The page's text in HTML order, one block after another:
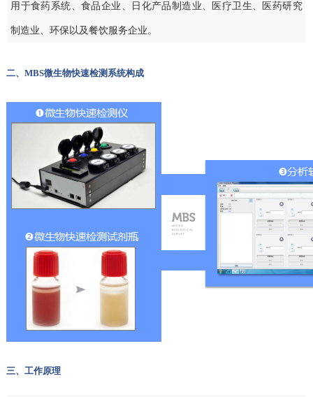
用于食药系统、食品企业、日化产品制造业、医疗卫生、医药研究
制造业、环保以及餐饮服务企业。
二、MBS微生物快速检测系统构成
三、工作原理